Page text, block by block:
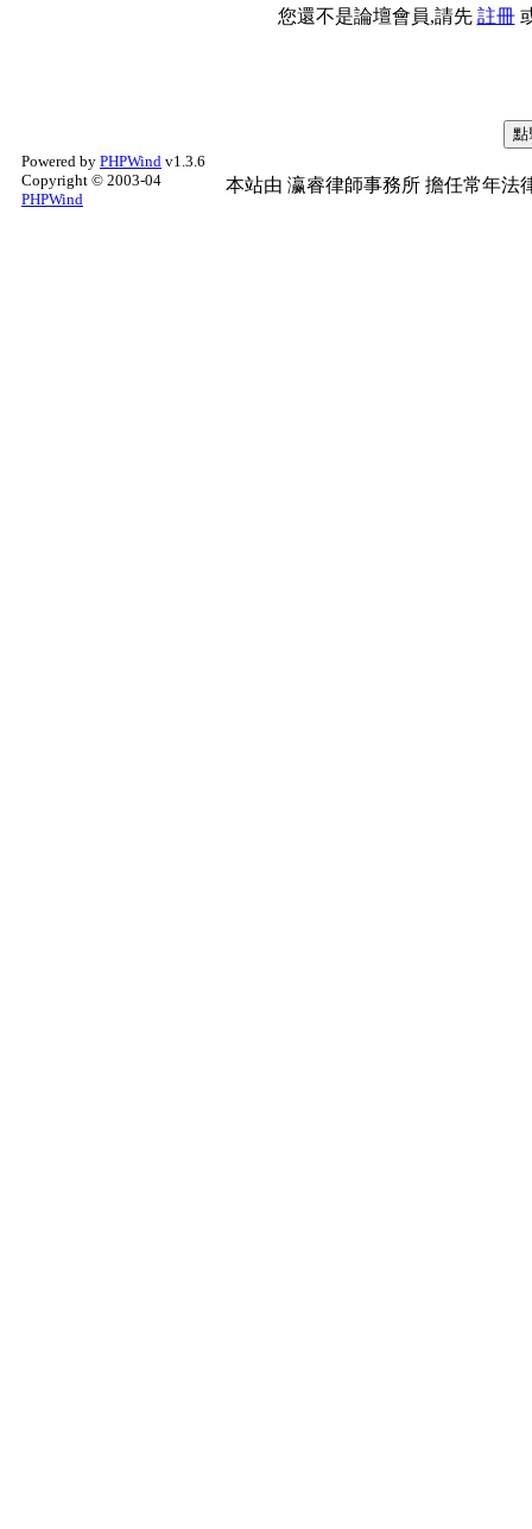
您還不是論壇會員,請先 註冊
Powered by PHPWind v1.3.6
Copyright © 2003-04
PHPWind
本站由 瀛睿律師事務所 擔任常年法